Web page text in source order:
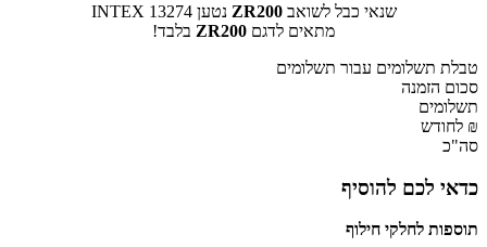
שנאי כבל לשואבZR200 נטען INTEX 13274
מתאים לדגם ZR200 בלבד!
טבלת תשלומים עבור תשלומים
סכום הזמנה
תשלומים
₪ לחודש
סה"כ
כדאי לכם להוסיף
תוספות לחלקי חילוף